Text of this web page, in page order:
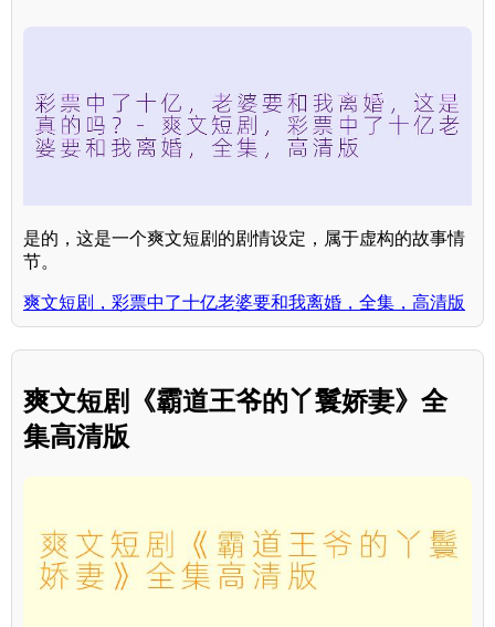
是的，这是一个爽文短剧的剧情设定，属于虚构的故事情
节。
爽文短剧，彩票中了十亿老婆要和我离婚，全集，高清版
爽文短剧《霸道王爷的丫鬟娇妻》全
集高清版